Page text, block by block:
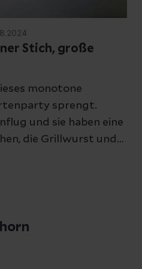
Stich, große
monotone
sprengt.
und sie haben eine
die Grillwurst und
und der eine
können sie